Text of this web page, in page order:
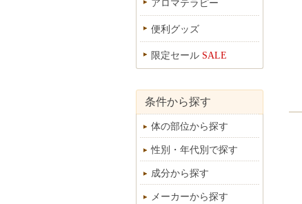
アロマテラピー
便利グッズ
限定セール SALE
条件から探す
体の部位から探す
性別・年代別で探す
成分から探す
メーカーから探す